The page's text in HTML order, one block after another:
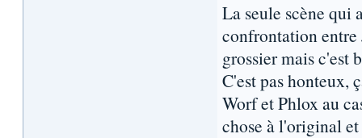
La seule scène qui
confrontation entre
grossier mais c'est
C'est pas honteux,
Worf et Phlox au
chose à l'original